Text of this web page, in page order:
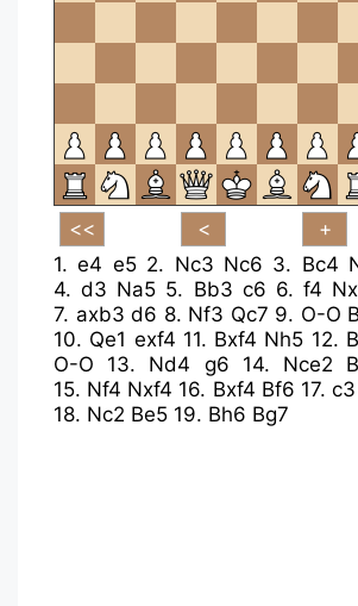
1.e4 e5 2. Nc3 Nc6 3. Bc4
4.d3 Na5 5. Bb3 c6 6. f4
7. axb3 d6 8. Nf3 Qc7 9. O-O
10. Qe1 exf4 11. Bxf4 Nh5 12.
O-O
13. Nd4 g6 14. Nce2
15. Nf4 Nxf4 16. Bxf4 Bf6 17. c3
18. Nc2 Be5 19. Bh6 Bg7